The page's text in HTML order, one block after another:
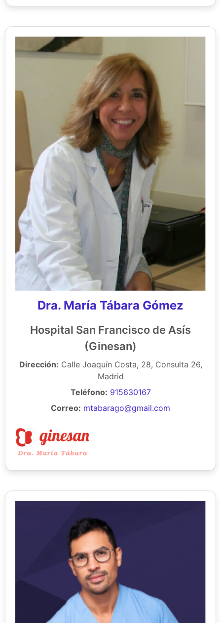
Dra. María Tábara Gómez
Hospital San Francisco de Asís
(Ginesan)
Dirección: Calle Joaquín Costa, 28, Consulta 26,
Madrid
Teléfono: 915630167
Correo: mtabarago@gmail.com